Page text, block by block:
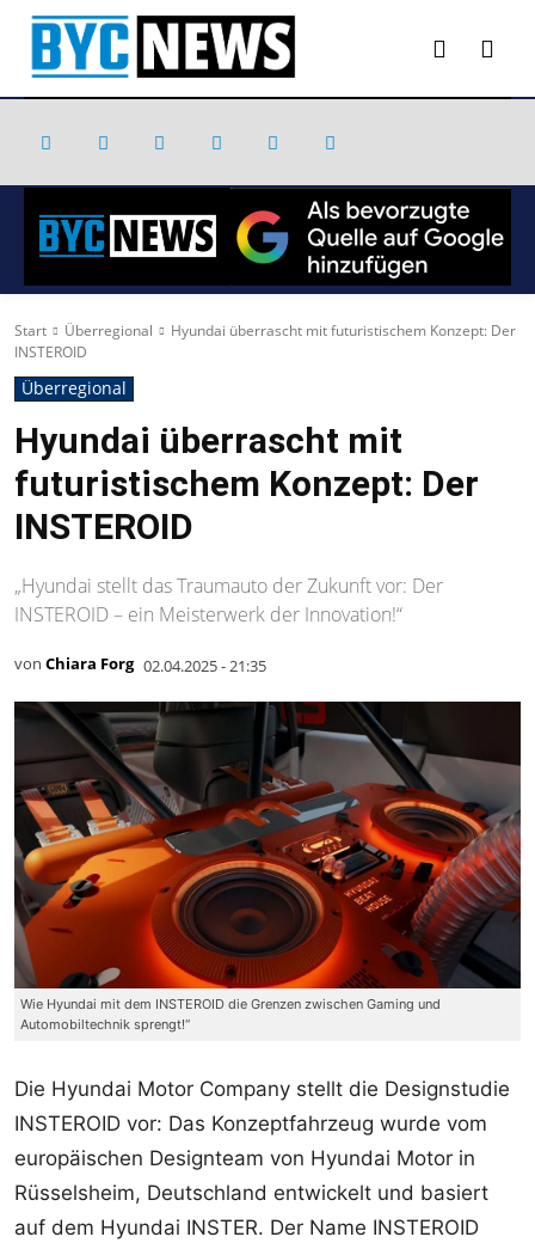
Start Überregional
Hyundai überrascht mit futuristischem Konzept: Der
INSTEROID
Überregional
Hyundai überrascht mit
futuristischem Konzept: Der
INSTEROID
„Hyundai stellt das Traumauto der Zukunft vor: Der
INSTEROID – ein Meisterwerk der Innovation!“
von Chiara Forg 02.04.2025 - 21:35
Wie Hyundai mit dem INSTEROID die Grenzen zwischen Gaming und
Automobiltechnik sprengt!“
Die Hyundai Motor Company stellt die Designstudie
INSTEROID vor: Das Konzeptfahrzeug wurde vom
europäischen Designteam von Hyundai Motor in
Rüsselsheim, Deutschland entwickelt und basiert
auf dem Hyundai INSTER. Der Name INSTEROID